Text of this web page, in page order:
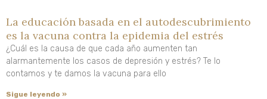
La educación basada en el autodescubrimiento
es la vacuna contra la epidemia del estrés
¿Cuál es la causa de que cada año aumenten tan
alarmantemente los casos de depresión y estrés? Te lo
contamos y te damos la vacuna para ello
Sigue leyendo »